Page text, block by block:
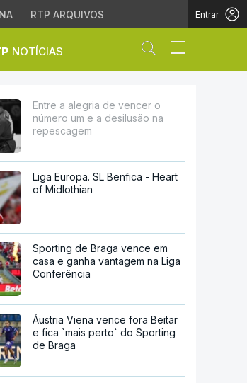
RTP ARQUIVOS Entrar
NOTÍCIAS Abrir campo
na
Entre a alegria de vencer o
número um e a desilusão na
repescagem
Liga Europa. SL Benfica - Heart
of Midlothian
Sporting de Braga vence em
casa e ganha vantagem na Liga
Conferência
Áustria Viena vence fora Beitar
e fica `mais perto` do Sporting
de Braga